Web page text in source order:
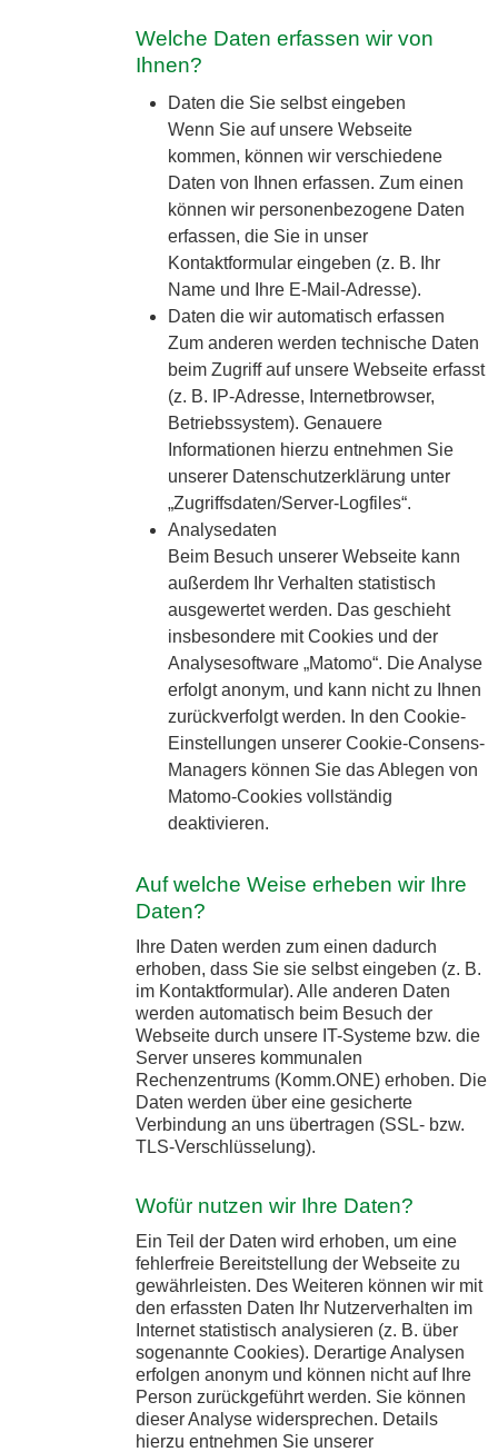
Welche Daten erfassen wir von
Ihnen?
Daten die Sie selbst eingeben
Wenn Sie auf unsere Webseite
kommen, können wir verschiedene
Daten von Ihnen erfassen. Zum einen
können wir personenbezogene Daten
erfassen, die Sie in unser
Kontaktformular eingeben (z. B. Ihr
Name und Ihre E-Mail-Adresse).
Daten die wir automatisch erfassen
Zum anderen werden technische Daten
beim Zugriff auf unsere Webseite erfasst
(z. B. IP-Adresse, Internetbrowser,
Betriebssystem). Genauere
Informationen hierzu entnehmen Sie
unserer Datenschutzerklärung unter
„Zugriffsdaten/Server-Logfiles“.
Analysedaten
Beim Besuch unserer Webseite kann
außerdem Ihr Verhalten statistisch
ausgewertet werden. Das geschieht
insbesondere mit Cookies und der
Analysesoftware „Matomo“. Die Analyse
erfolgt anonym, und kann nicht zu Ihnen
zurückverfolgt werden. In den Cookie-
Einstellungen unserer Cookie-Consens-
Managers können Sie das Ablegen von
Matomo-Cookies vollständig
deaktivieren.
Auf welche Weise erheben wir Ihre
Daten?
Ihre Daten werden zum einen dadurch
erhoben, dass Sie sie selbst eingeben (z. B.
im Kontaktformular). Alle anderen Daten
werden automatisch beim Besuch der
Webseite durch unsere IT-Systeme bzw. die
Server unseres kommunalen
Rechenzentrums (Komm.ONE) erhoben. Die
Daten werden über eine gesicherte
Verbindung an uns übertragen (SSL- bzw.
TLS-Verschlüsselung).
Wofür nutzen wir Ihre Daten?
Ein Teil der Daten wird erhoben, um eine
fehlerfreie Bereitstellung der Webseite zu
gewährleisten. Des Weiteren können wir mit
den erfassten Daten Ihr Nutzerverhalten im
Internet statistisch analysieren (z. B. über
sogenannte Cookies). Derartige Analysen
erfolgen anonym und können nicht auf Ihre
Person zurückgeführt werden. Sie können
dieser Analyse widersprechen. Details
hierzu entnehmen Sie unserer